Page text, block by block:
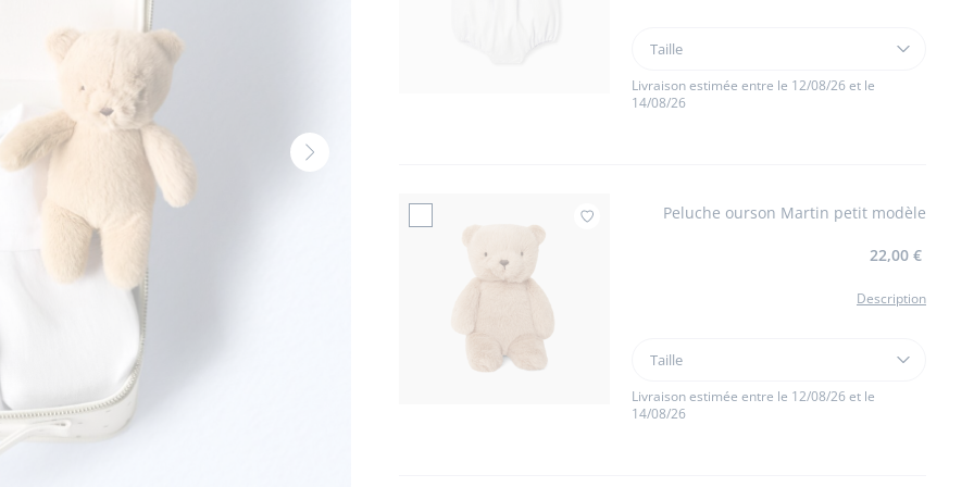
Volgende
Taille
Barboteuse
bébé
garçon
Taille
Livraison estimée entre le 12/08/26 et le
14/08/26
Ajouter à mes favoris : Peluche ourson
Peluche ourson Martin petit modèle
22,00 €
Description
Taille
Peluche
ourson
Martin
Taille
Livraison estimée entre le 12/08/26 et le
14/08/26